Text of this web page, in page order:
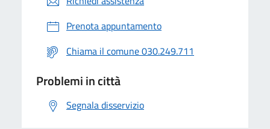
Prenota appuntamento
Chiama il comune 030.249.711
Problemi in città
Segnala disservizio